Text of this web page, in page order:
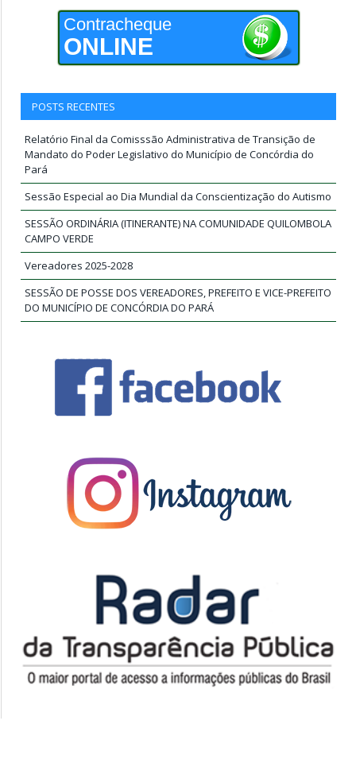
Contracheque
ONLINE
POSTS RECENTES
Relatório Final da Comisssão Administrativa de Transição de
Mandato do Poder Legislativo do Município de Concórdia do
Pará
Sessão Especial ao Dia Mundial da Conscientização do Autismo
SESSÃO ORDINÁRIA (ITINERANTE) NA COMUNIDADE QUILOMBOLA
CAMPO VERDE
Vereadores 2025-2028
SESSÃO DE POSSE DOS VEREADORES, PREFEITO E VICE-PREFEITO
DO MUNICÍPIO DE CONCÓRDIA DO PARÁ